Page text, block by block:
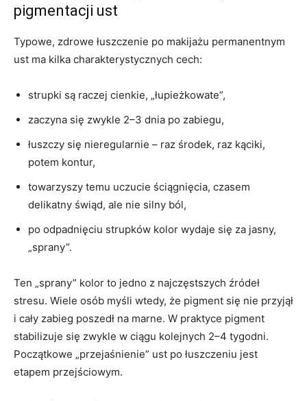
pigmentacji ust
Typowe, zdrowe łuszczenie po makijażu permanentnym
ust ma kilka charakterystycznych cech:
strupki są raczej cienkie, „łupieżkowate”,
zaczyna się zwykle 2–3 dnia po zabiegu,
łuszczy się nieregularnie – raz środek, raz kąciki,
potem kontur,
towarzyszy temu uczucie ściągnięcia, czasem
delikatny świąd, ale nie silny ból,
po odpadnięciu strupków kolor wydaje się za jasny,
„sprany”.
Ten „sprany” kolor to jedno z najczęstszych źródeł
stresu. Wiele osób myśli wtedy, że pigment się nie przyjął
i cały zabieg poszedł na marne. W praktyce pigment
stabilizuje się zwykle w ciągu kolejnych 2–4 tygodni.
Początkowe „przejaśnienie” ust po łuszczeniu jest
etapem przejściowym.